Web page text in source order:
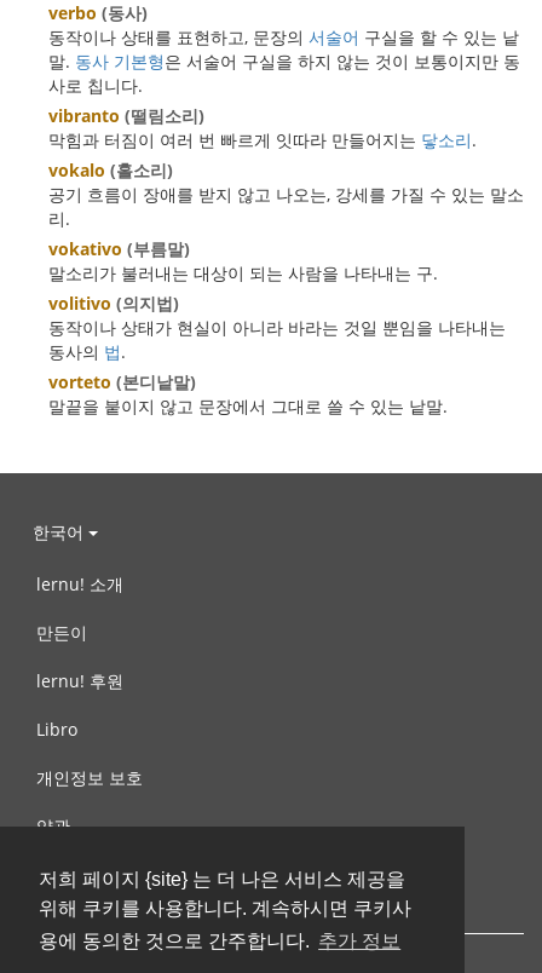
저희 페이지 {site} 는 더 나은 서비스 제공을
위해 쿠키를 사용합니다. 계속하시면 쿠키사
용에 동의한 것으로 간주합니다. 추가 정보
verbo (동사)
동작이나 상태를 표현하고, 문장의 서술어 구실을 할 수 있는 낱
말. 동사 기본형은 서술어 구실을 하지 않는 것이 보통이지만 동
사로 칩니다.
vibranto (떨림소리)
막힘과 터짐이 여러 번 빠르게 잇따라 만들어지는 닿소리.
vokalo (홀소리)
공기 흐름이 장애를 받지 않고 나오는, 강세를 가질 수 있는 말소
리.
vokativo (부름말)
말소리가 불러내는 대상이 되는 사람을 나타내는 구.
volitivo (의지법)
동작이나 상태가 현실이 아니라 바라는 것일 뿐임을 나타내는
동사의 법.
vorteto (본디낱말)
말끝을 붙이지 않고 문장에서 그대로 쓸 수 있는 낱말.
한국어
lernu! 소개
만든이
lernu! 후원
Libro
개인정보 보호
약관
제안, 문의